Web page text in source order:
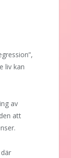
liv kan
av
att